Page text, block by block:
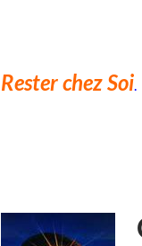
Rester chez Soi.